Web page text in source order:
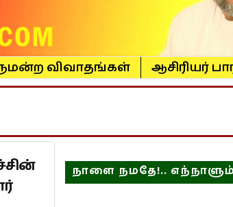
விவாதங்கள் ஆசிரியர்
நாளை நமதே!..